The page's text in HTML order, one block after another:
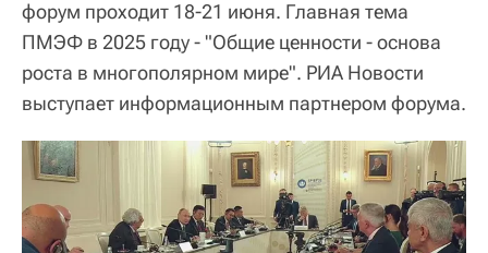
форум проходит 18-21 июня. Главная тема
ПМЭФ в 2025 году - "Общие ценности - основа
роста в многополярном мире". РИА Новости
выступает информационным партнером форума.